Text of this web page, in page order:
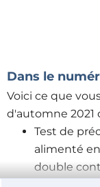
Dans le
Voici ce que
d'automne 2021
Test de
alimenté
double